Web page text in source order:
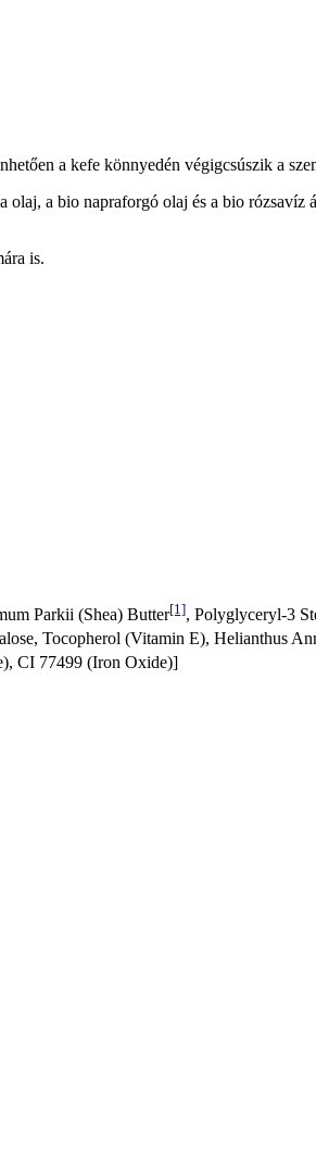
a kefe könnyedén végigcsúszik a
a bio napraforgó olaj és a bio
is.
Parkii (Shea) Butter[1], Polyglyceryl-3
Tocopherol (Vitamin E), Helianthus
CI 77499 (Iron Oxide)]